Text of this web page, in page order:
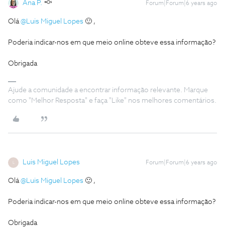
Ana P. Forum|Forum|6 years ago
Olá@Luis Miguel Lopes 🙂 ,
Poderia indicar-nos em que meio online obteve essa informação?
Obrigada
Ajude a comunidade a encontrar informação relevante. Marque
como "Melhor Resposta" e faça "Like" nos melhores comentários.
Luis Miguel Lopes Forum|Forum|6 years ago
Olá@Luis Miguel Lopes 🙂 ,
Poderia indicar-nos em que meio online obteve essa informação?
Obrigada